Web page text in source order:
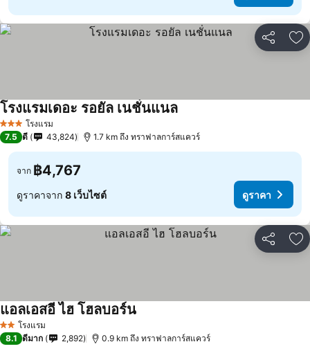
แชร์ เ
3 ดาว โรงแรม
โรงแรมเดอะ รอยัล เนชั่นแนลดูราคา
7.5 ดี 43,824 1.7 km ถึง ทราฟาลการ์สแควร์
จาก ฿4,767
ดูราคาจาก 8 เว็บไซต์ ดูราคา
แชร์ เ
2 ดาวโรงแรม
แอลเอสอี ไฮ โฮลบอร์นดูราคา
8.1 ดีมาก 2,892 0.9 km ถึง ทราฟาลการ์สแควร์